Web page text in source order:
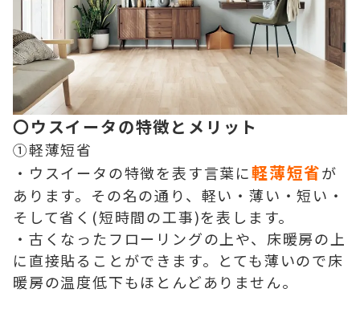
〇ウスイータの特徴とメリット
①軽薄短省
・ウスイータの特徴を表す言葉に軽薄短省が
あります。その名の通り、軽い・薄い・短い・
そして省く(短時間の工事)を表します。
・古くなったフローリングの上や、床暖房の上
に直接貼ることができます。とても薄いので床
暖房の温度低下もほとんどありません。